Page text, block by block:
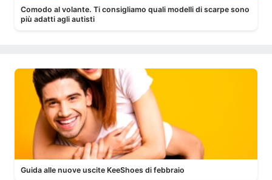
Comodo al volante. Ti consigliamo quali modelli di scarpe sono
più adatti agli autisti
Guida alle nuove uscite KeeShoes di febbraio